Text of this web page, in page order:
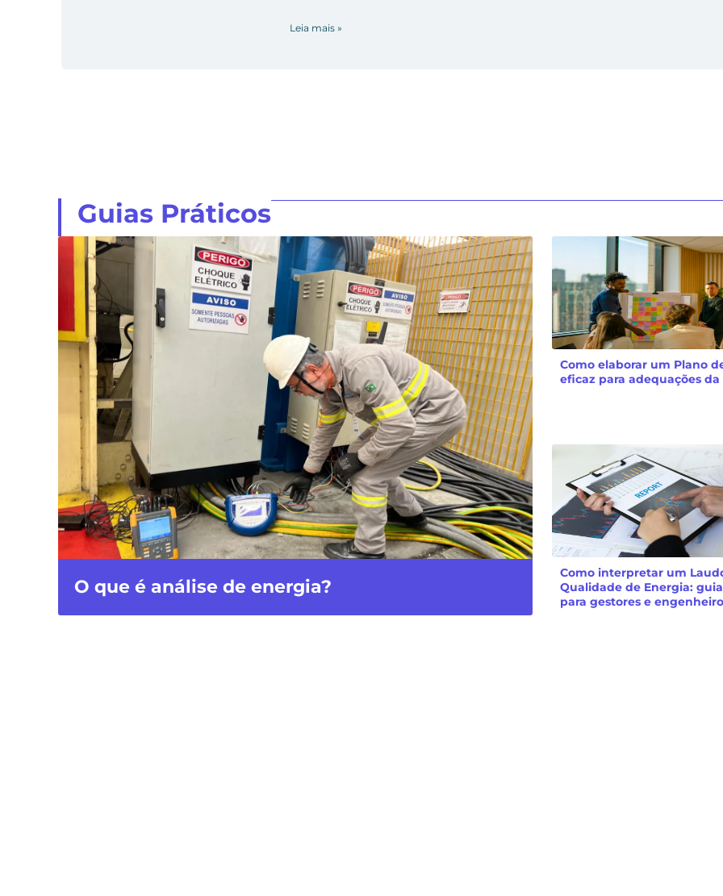
Leia mais »
Guias Práticos
O que é análise de energia?
Como elaborar um Plano
eficaz para adequações da
Como interpretar um
Qualidade de Energia:
para gestores e